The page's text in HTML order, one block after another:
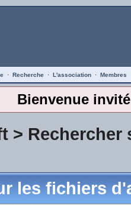
· Recherche · L'association · Membres
Bienvenue invité
> Rechercher
les fichiers